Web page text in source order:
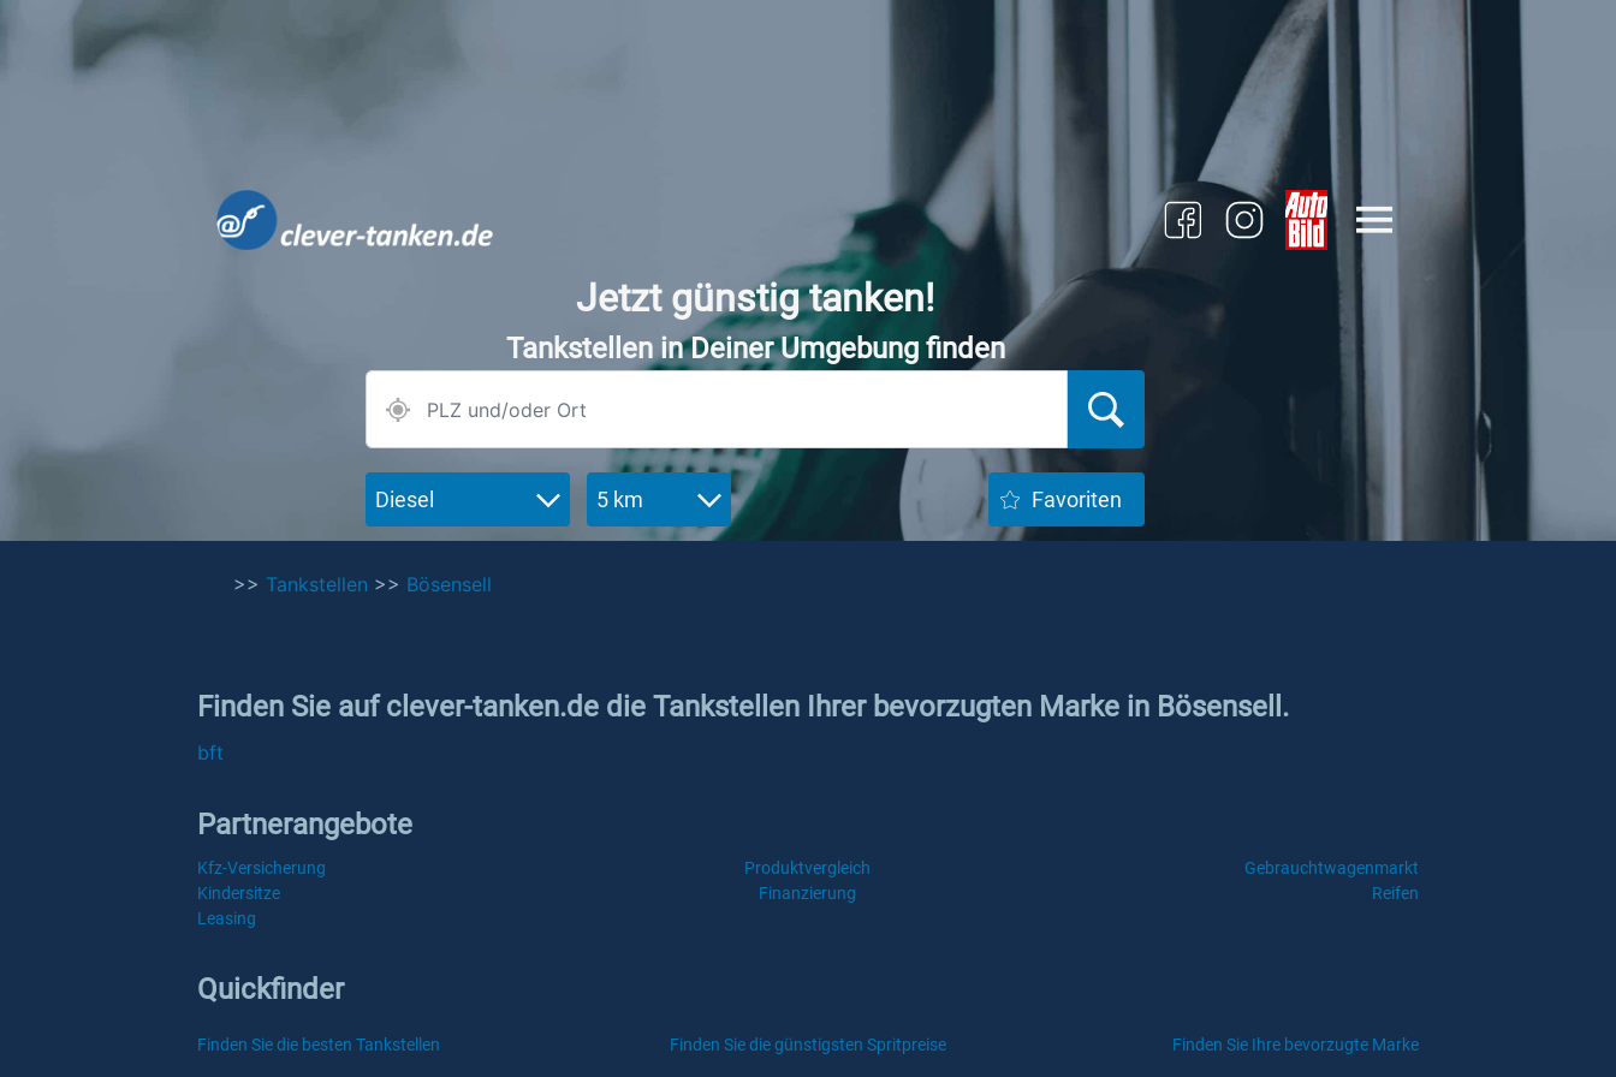
Jetzt günstig tanken!
Tankstellen in Deiner Umgebung finden
Diesel 5 km Favoriten
>> Tankstellen >> Bösensell
Finden Sie auf clever-tanken.de die Tankstellen Ihrer bevorzugten Marke in Bösensell.
bft
Partnerangebote
Kfz-Versicherung Produktvergleich
Gebrauchtwagenmarkt
Kindersitze
Finanzierung
Reifen
Leasing
Quickfinder
Finden Sie die besten Tankstellen Finden Sie die günstigsten Spritpreise Finden Sie Ihre bevorzugte Marke